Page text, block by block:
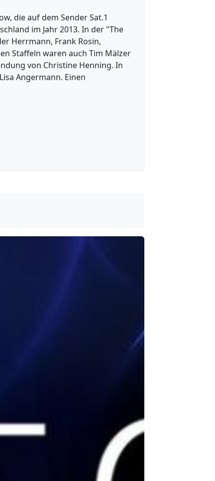
die auf dem Sender Sat.1
im Jahr 2013. In der "The
Herrmann, Frank Rosin,
Staffeln waren auch Tim Mälzer
von Christine Henning. In
Angermann. Einen